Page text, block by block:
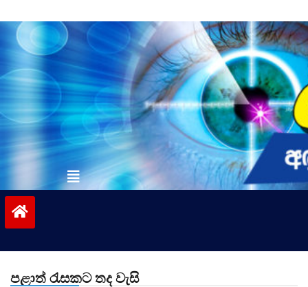
to
contentvinivida.lk
පළාත් රැසකට තද වැසි